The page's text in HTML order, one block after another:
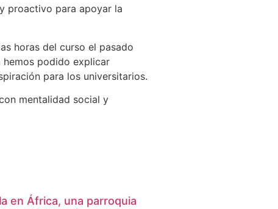
proactivo para apoyar la
horas del curso el pasado
hemos podido explicar
para los universitarios.
mentalidad social y
en África, una parroquia